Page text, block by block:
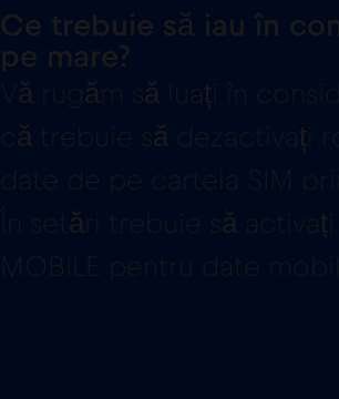
Ce trebuie să iau în
pe mare?
Vă rugăm să luați în
că trebuie să dezactivați
date de pe cartela SIM
În setări trebuie să activați
MOBILE pentru date